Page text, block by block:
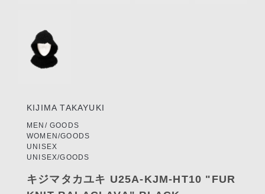
Privacy Policy
KIJIMA TAKAYUKI
MEN/ GOODS
WOMEN/GOODS
UNISEX
UNISEX/GOODS
キジマタカユキ U25A-KJM-HT10 "FUR